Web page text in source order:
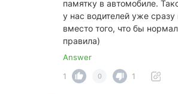
памятку в автомобиле.
у нас водителей уже сразу
вместо того, что бы
правила)
Answer
1
0 1